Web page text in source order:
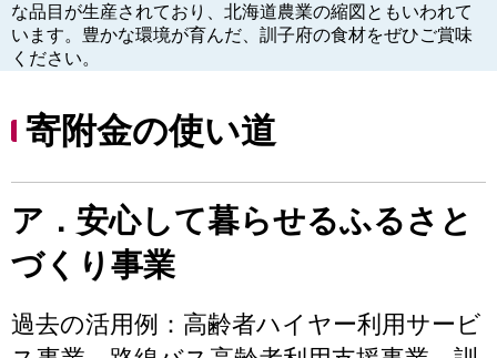
な品目が生産されており、北海道農業の縮図ともいわれて
います。豊かな環境が育んだ、訓子府の食材をぜひご賞味
ください。
寄附金の使い道
ア．安心して暮らせるふるさと
づくり事業
過去の活用例：高齢者ハイヤー利用サービ